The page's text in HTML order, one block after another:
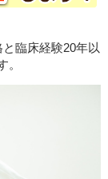
臨床経験20年以
。